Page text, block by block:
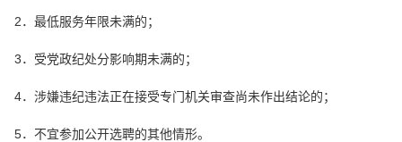
2．最低服务年限未满的；
3．受党政纪处分影响期未满的；
4．涉嫌违纪违法正在接受专门机关审查尚未作出结论的；
5．不宜参加公开选聘的其他情形。